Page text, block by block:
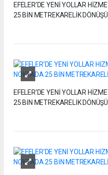
EFELER’DE YENİ YOLLAR
25 BİN METREKARELİK
EFELER’DE YENİ YOLLAR
25 BİN METREKARELİK